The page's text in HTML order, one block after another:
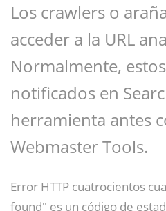
Los crawlers o
acceder a la URL
Normalmente,
notificados en
herramienta antes
Webmaster Tools.
Error HTTP cuatrocientos
found" es un código de